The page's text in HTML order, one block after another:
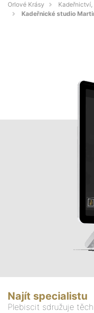
Orlové Krásy
Kadeřnické studio
Najít specialistu
Plebiscit sdružuje